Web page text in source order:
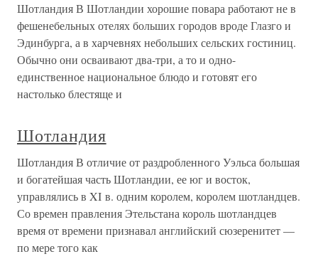
Шотландия В Шотландии хорошие повара работают не в
фешенебельных отелях больших городов вроде Глазго и
Эдинбурга, а в харчевнях небольших сельских гостиниц.
Обычно они осваивают два-три, а то и одно-
единственное национальное блюдо и готовят его
настолько блестяще и
Шотландия
Шотландия В отличие от раздробленного Уэльса большая
и богатейшая часть Шотландии, ее юг и восток,
управлялись в XI в. одним королем, королем шотландцев.
Со времен правления Этельстана король шотландцев
время от времени признавал английский сюзеренитет —
по мере того как